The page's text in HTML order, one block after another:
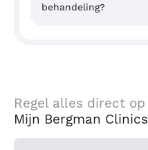
behandeling?
Regel alles direct op
Mijn Bergman Clinics